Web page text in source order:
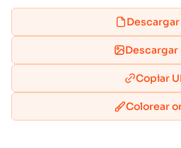
Descargar
Descargar
Copiar
Colorear